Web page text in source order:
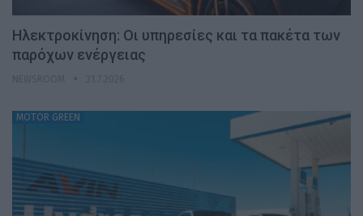
Ηλεκτροκίνηση: Οι υπηρεσίες και τα πακέτα των
παρόχων ενέργειας
MOTOR GREEN